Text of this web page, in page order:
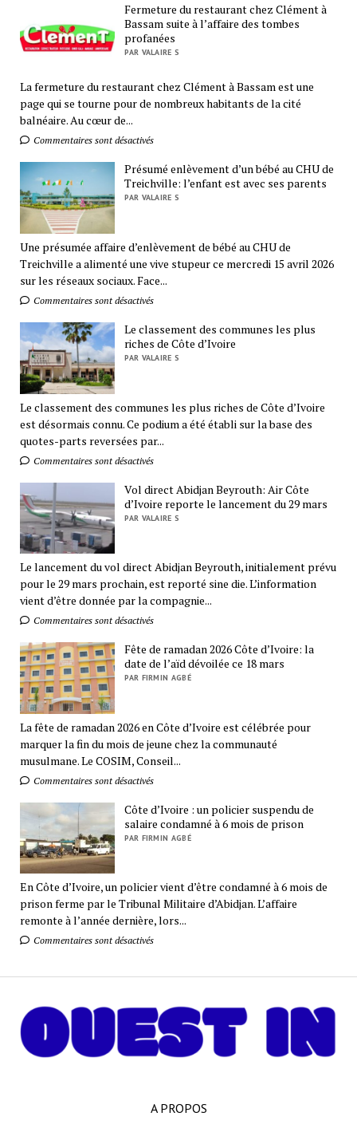
Fermeture du restaurant chez Clément à
Bassam suite à l’affaire des tombes
profanées
PAR VALAIRE S
La fermeture du restaurant chez Clément à Bassam est une
page qui se tourne pour de nombreux habitants de la cité
balnéaire. Au cœur de...
Commentaires sont désactivés
Présumé enlèvement d’un bébé au CHU de
Treichville: l’enfant est avec ses parents
PAR VALAIRE S
Une présumée affaire d’enlèvement de bébé au CHU de
Treichville a alimenté une vive stupeur ce mercredi 15 avril 2026
sur les réseaux sociaux. Face...
Commentaires sont désactivés
Le classement des communes les plus
riches de Côte d’Ivoire
PAR VALAIRE S
Le classement des communes les plus riches de Côte d’Ivoire
est désormais connu. Ce podium a été établi sur la base des
quotes-parts reversées par...
Commentaires sont désactivés
Vol direct Abidjan Beyrouth: Air Côte
d’Ivoire reporte le lancement du 29 mars
PAR VALAIRE S
Le lancement du vol direct Abidjan Beyrouth, initialement prévu
pour le 29 mars prochain, est reporté sine die. L’information
vient d’être donnée par la compagnie...
Commentaires sont désactivés
Fête de ramadan 2026 Côte d’Ivoire: la
date de l’aïd dévoilée ce 18 mars
PAR FIRMIN AGBÉ
La fête de ramadan 2026 en Côte d’Ivoire est célébrée pour
marquer la fin du mois de jeune chez la communauté
musulmane. Le COSIM, Conseil...
Commentaires sont désactivés
Côte d’Ivoire : un policier suspendu de
salaire condamné à 6 mois de prison
PAR FIRMIN AGBÉ
En Côte d’Ivoire, un policier vient d’être condamné à 6 mois de
prison ferme par le Tribunal Militaire d’Abidjan. L’affaire
remonte à l’année dernière, lors...
Commentaires sont désactivés
A PROPOS